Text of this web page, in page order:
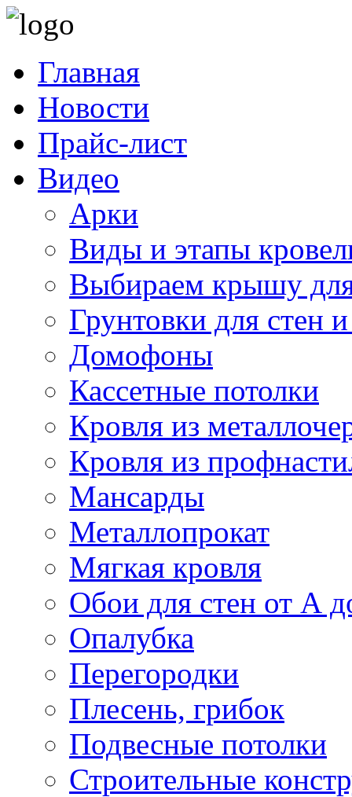
Главная
Новости
Прайс-лист
Видео
Арки
Виды и этапы
Выбираем крышу
Грунтовки для стен
Домофоны
Кассетные потолки
Кровля из
Кровля из
Мансарды
Металлопрокат
Мягкая кровля
Обои для стен от А
Опалубка
Перегородки
Плесень, грибок
Подвесные потолки
Строительные